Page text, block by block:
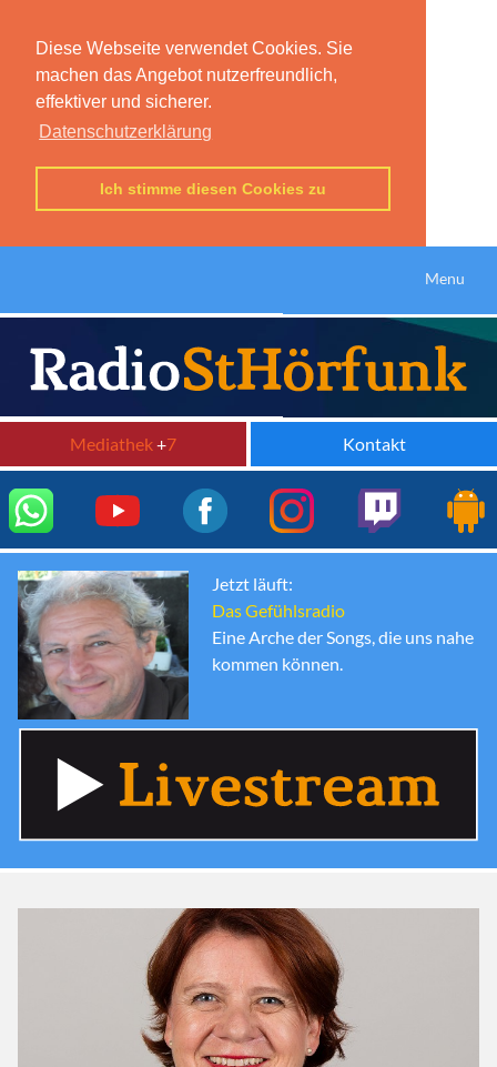
Diese Webseite verwendet Cookies. Sie
machen das Angebot nutzerfreundlich,
effektiver und sicherer.
Datenschutzerklärung
Ich stimme diesen Cookies zu
Menu
Mediathek+7 Kontakt
Jetzt läuft:
Das Gefühlsradio
Eine Arche der Songs, die uns nahe
kommen können.